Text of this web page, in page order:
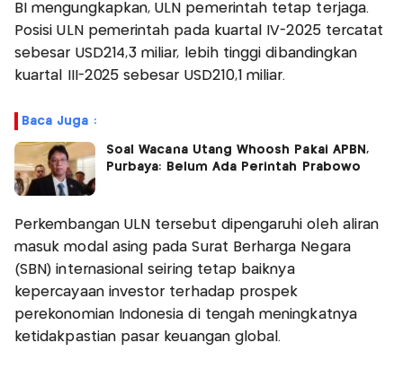
BI mengungkapkan, ULN pemerintah tetap terjaga.
Posisi ULN pemerintah pada kuartal IV-2025 tercatat
sebesar USD214,3 miliar, lebih tinggi dibandingkan
kuartal III-2025 sebesar USD210,1 miliar.
Baca Juga :
Soal Wacana Utang Whoosh Pakai APBN,
Purbaya: Belum Ada Perintah Prabowo
Perkembangan ULN tersebut dipengaruhi oleh aliran
masuk modal asing pada Surat Berharga Negara
(SBN) internasional seiring tetap baiknya
kepercayaan investor terhadap prospek
perekonomian Indonesia di tengah meningkatnya
ketidakpastian pasar keuangan global.